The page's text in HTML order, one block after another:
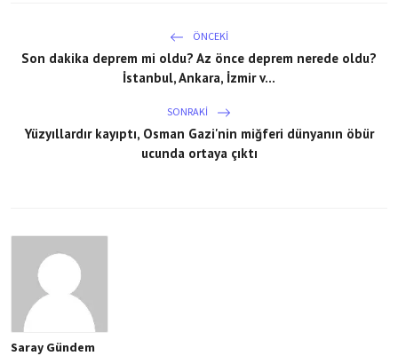
ÖNCEKI
Son dakika deprem mi oldu? Az önce deprem nerede oldu?
İstanbul, Ankara, İzmir v...
SONRAKI
Yüzyıllardır kayıptı, Osman Gazi'nin miğferi dünyanın öbür
ucunda ortaya çıktı
Saray Gündem